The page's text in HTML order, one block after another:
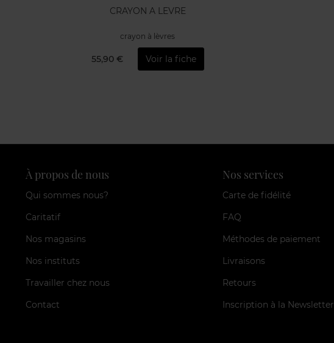
CRAYON A LEVRE
crayon à lèvres
55,90 € Voir la fiche
À propos de nous
Qui sommes nous?
Caritatif
Nos magasins
Nos instituts
Travailler chez nous
Contact
Nos services
Carte de fidélité
FAQ
Méthodes de paiement
Livraisons
Retours
Inscription à la Newsletter